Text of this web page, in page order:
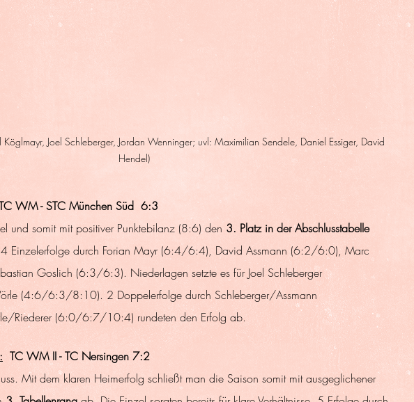
Köglmayr, Joel Schleberger, Jordan Wenninger; uvl: Maximilian Sendele, Daniel Essiger, David
Hendel)
WM - STC München Süd  6:3
und somit mit positiver Punktebilanz (8:6) den 3. Platz in der Abschlusstabelle
Einzelerfolge durch Forian Mayr (6:4/6:4), David Assmann (6:2/6:0), Marc
Goslich (6:3/6:3). Niederlagen setzte es für Joel Schleberger
(4:6/6:3/8:10). 2 Doppelerfolge durch Schleberger/Assmann
(6:0/6:7/10:4) rundeten den Erfolg ab.
TC WM II - TC Nersingen 7:2
Mit dem klaren Heimerfolg schließt man die Saison somit mit ausgeglichener